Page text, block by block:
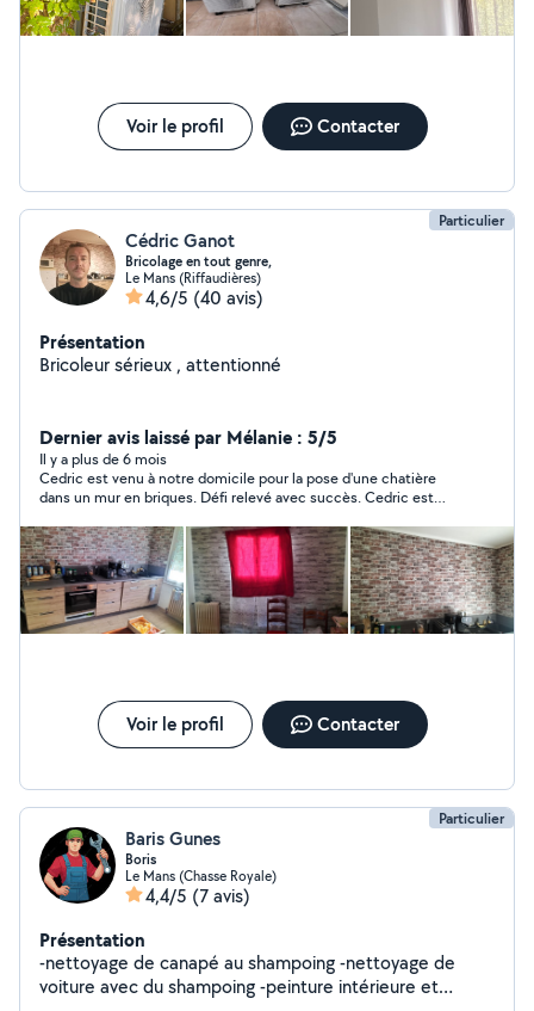
Voir le profil Contacter
Particulier
Cédric Ganot
Bricolage en tout genre,
Le Mans (Riffaudières)
4,6/5 (40 avis)
Présentation
Bricoleur sérieux , attentionné
Dernier avis laissé par Mélanie : 5/5
Il y a plus de 6 mois
Cedric est venu à notre domicile pour la pose d'une chatière
dans un mur en briques. Défi relevé avec succès. Cedric est
choisir l'endroit idéal pour la pose de la chatière et a réalisé un
excellent travail. Nous sommes ravis et ferons appel à ses
services sans hésitation en cas de besoin. Nous vous
recommandons cette personne. Cedric est venu à notre
domicile pour la pose d'une chatière dans un mur en briques.
Défi relevé avec succès. Cedric est ponctuel, rigoureux,
cas de besoin. Nous vous recommandons cette personne.
Voir le profil Contacter
Particulier
Baris Gunes
Boris
Le Mans (Chasse Royale)
4,4/5 (7 avis)
Présentation
-nettoyage de canapé au shampoing -nettoyage de
voiture avec du shampoing -peinture intérieure et